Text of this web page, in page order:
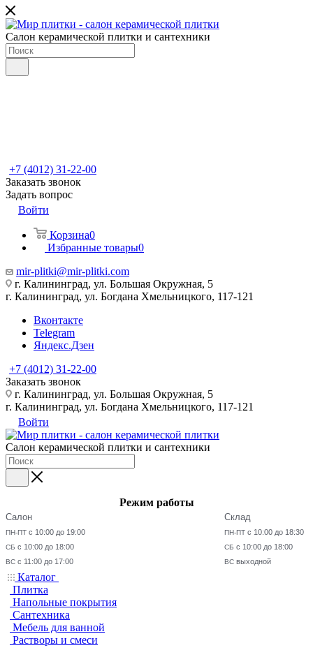
Салон керамической плитки и сантехники
+7 (4012) 31-22-00
Заказать звонок
Задать вопрос
Войти
Корзина0
Избранные товары0
mir-plitki@mir-plitki.com
г. Калининград, ул. Большая Окружная, 5
г. Калининград, ул. Богдана Хмельницкого, 117-121
Вконтакте
Telegram
Яндекс.Дзен
+7 (4012) 31-22-00
Заказать звонок
г. Калининград, ул. Большая Окружная, 5
г. Калининград, ул. Богдана Хмельницкого, 117-121
Войти
Салон керамической плитки и сантехники
Режим работы
Салон
ПН-ПТ с 10:00 до 19:00
СБ с 10:00 до 18:00
ВС с 11:00 до 17:00
Склад
ПН-ПТ с 10:00 до 18:30
СБ с 10:00 до 18:00
ВС выходной
Каталог
Плитка
Напольные покрытия
Сантехника
Мебель для ванной
Растворы и смеси